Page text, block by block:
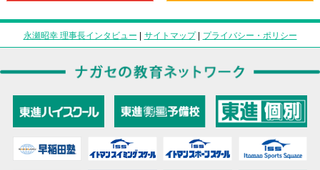
永瀬昭幸 理事長インタビュー サイトマップ| プライバシー・ポリシー